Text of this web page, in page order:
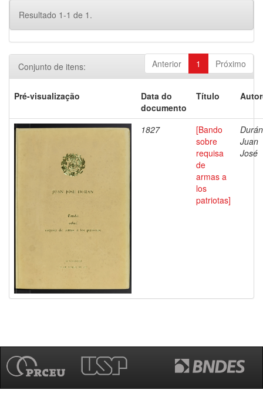
Resultado 1-1 de 1.
Anterior 1 Próximo
Conjunto de itens:
Pré-visualização
Data do
documento
Título
1827
[Bando
sobre
requisa
de
armas a
los
patriotas]
Juan
José